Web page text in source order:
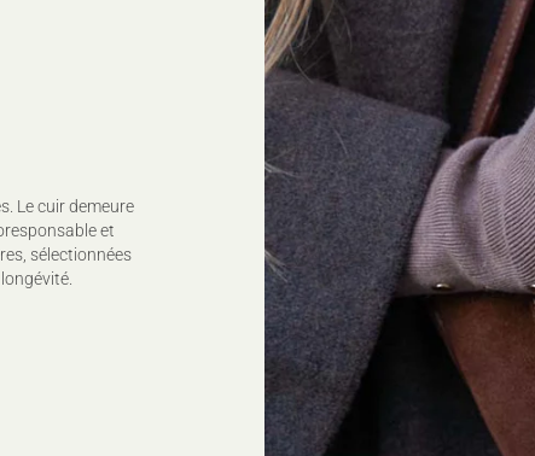
Lavage à la main à froid
Ne pas javelliser
Ne pas sécher en tambour
Repassage à
110°C, (sur l'envers)
Nettoyage à sec délicat
Sécher à plat
Pour plus de conseils
Le cuir demeure
et
sélectionnées